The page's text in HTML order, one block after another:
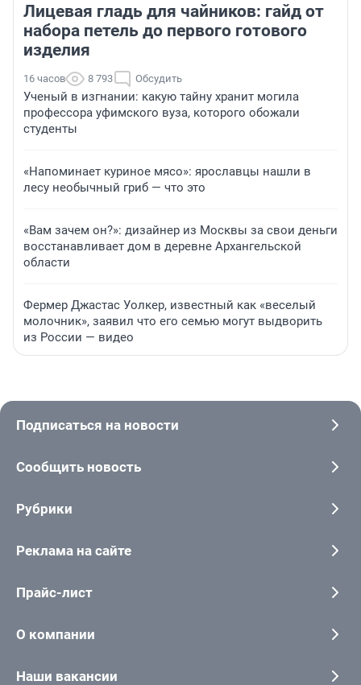
Лицевая гладь для чайников: гайд от
набора петель до первого готового
изделия
16 часов 8 793 Обсудить
Ученый в изгнании: какую тайну хранит могила
профессора уфимского вуза, которого обожали
студенты
«Напоминает куриное мясо»: ярославцы нашли в
лесу необычный гриб — что это
«Вам зачем он?»: дизайнер из Москвы за свои деньги
восстанавливает дом в деревне Архангельской
области
Фермер Джастас Уолкер, известный как «веселый
молочник», заявил что его семью могут выдворить
из России — видео
Подписаться на новости
Сообщить новость
Рубрики
Реклама на сайте
Прайс-лист
О компании
Наши вакансии